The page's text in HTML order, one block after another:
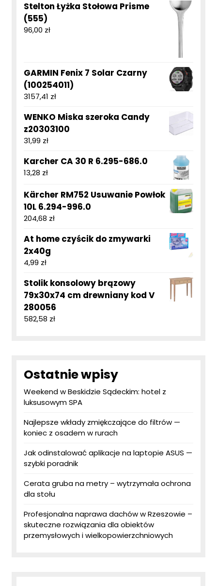
Stelton Łyżka Stołowa Prisme
(555)
96,00 zł
GARMIN Fenix 7 Solar Czarny
(100254011)
3157,41 zł
WENKO Miska szeroka Candy
z20303100
31,99 zł
Karcher CA 30 R 6.295-686.0
13,28 zł
Kärcher RM752 Usuwanie Powłok
10L 6.294-996.0
204,68 zł
At home czyścik do zmywarki
2x40g
4,99 zł
Stolik konsolowy brązowy
79x30x74 cm drewniany kod V
280056
582,58 zł
Ostatnie wpisy
Weekend w Beskidzie Sądeckim: hotel z
luksusowym SPA
Najlepsze wkłady zmiękczające do filtrów —
koniec z osadem w rurach
Jak odinstalować aplikacje na laptopie ASUS —
szybki poradnik
Cerata gruba na metry – wytrzymała ochrona
dla stołu
Profesjonalna naprawa dachów w Rzeszowie –
skuteczne rozwiązania dla obiektów
przemysłowych i wielkopowierzchniowych